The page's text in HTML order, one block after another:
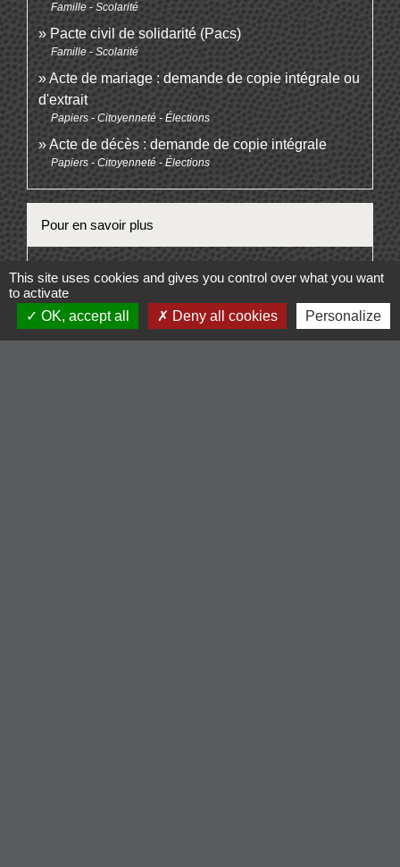
Famille - Scolarité
Pacte civil de solidarité (Pacs)
Famille - Scolarité
Acte de mariage : demande de copie intégrale ou
d'extrait
Papiers - Citoyenneté - Élections
Acte de décès : demande de copie intégrale
Papiers - Citoyenneté - Élections
Pour en savoir plus
État civil et nationalité françaiseopen_in_new
Ministère chargé de l'Europe et des affaires étrangères
Les naissances à l'étranger open_in_new
This site uses cookies and gives you control over what you want
to activate
OK, accept all
Deny all cookies Personalize